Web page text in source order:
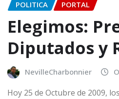
POLITICA PORTAL
Elegimos:
Diputados y
NevilleCharbonnier
Hoy 25 de Octubre de 2009,